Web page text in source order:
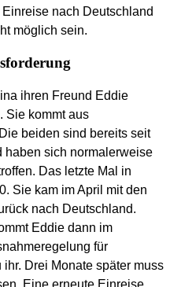
nach Deutschland
möglich sein.
ihren Freund Eddie
Sie kommt aus
beiden sind bereits seit
haben sich normalerweise
Das letzte Mal in
Sie kam im April mit den
nach Deutschland.
Eddie dann im
für
Drei Monate später muss
Eine erneute Einreise